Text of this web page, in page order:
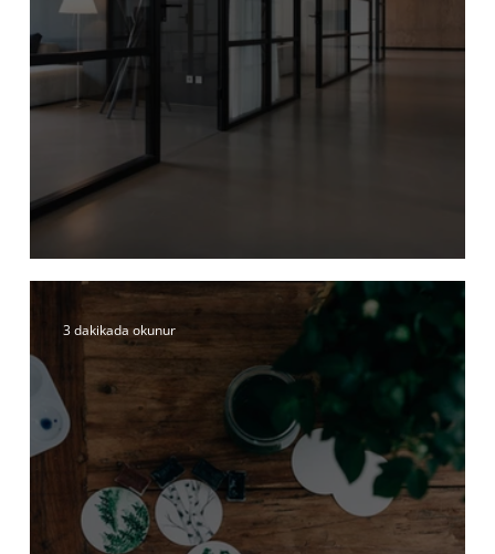
Startup Avukatı Nasıl Seçilir?
3 dakikada okunur